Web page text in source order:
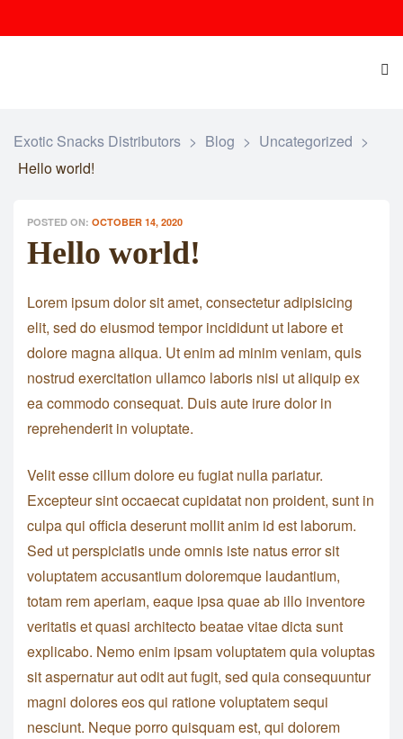
Exotic Snacks Distributors > Blog > Uncategorized >
Hello world!
POSTED ON: OCTOBER 14, 2020
Hello world!
Lorem ipsum dolor sit amet, consectetur adipisicing
elit, sed do eiusmod tempor incididunt ut labore et
dolore magna aliqua. Ut enim ad minim veniam, quis
nostrud exercitation ullamco laboris nisi ut aliquip ex
ea commodo consequat. Duis aute irure dolor in
reprehenderit in voluptate.
Velit esse cillum dolore eu fugiat nulla pariatur.
Excepteur sint occaecat cupidatat non proident, sunt in
culpa qui officia deserunt mollit anim id est laborum.
Sed ut perspiciatis unde omnis iste natus error sit
voluptatem accusantium doloremque laudantium,
totam rem aperiam, eaque ipsa quae ab illo inventore
veritatis et quasi architecto beatae vitae dicta sunt
explicabo. Nemo enim ipsam voluptatem quia voluptas
sit aspernatur aut odit aut fugit, sed quia consequuntur
magni dolores eos qui ratione voluptatem sequi
nesciunt. Neque porro quisquam est, qui dolorem